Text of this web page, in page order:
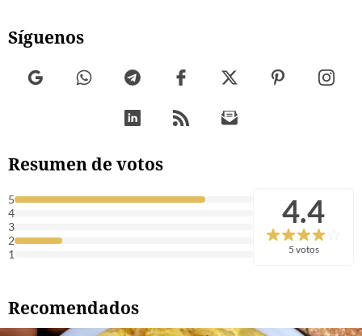
Síguenos
Resumen de votos
5
4
3
2
1
4.4
5 votos
Recomendados